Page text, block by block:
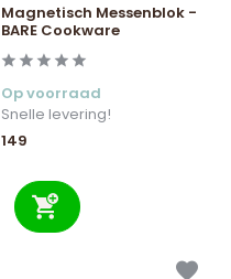
Magnetisch Messenblok -
BARE Cookware
Op voorraad
Snelle levering!
149